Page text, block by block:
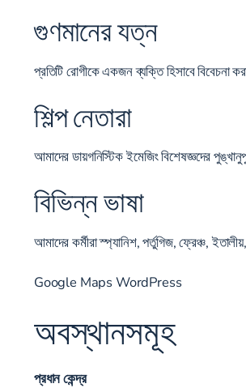
গুণমানের যত্ন
প্রতিটি রোগীকে একজন ব্যক্তি হিসাবে বিবেচনা
শিল্প নেতারা
আমাদের ডায়গনিস্টিক ইমেজিং বিশেষজ্ঞদের
বিভিন্ন ভাষা
আমাদের কর্মীরা স্প্যানিশ, পর্তুগিজ, ফ্রেঞ্চ,
Google Maps WordPress
অবস্থানসমূহ
প্রধান কেন্দ্র